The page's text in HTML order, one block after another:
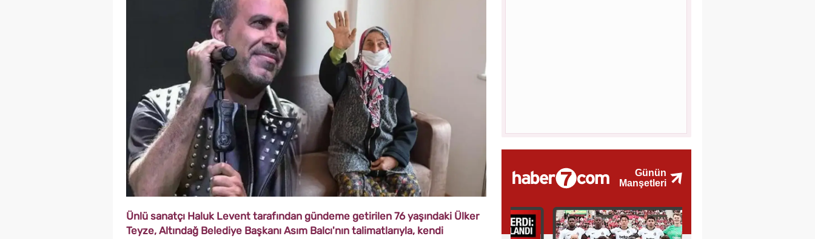
Ünlü sanatçı Haluk Levent tarafından gündeme getirilen 76 yaşındaki Ülker
Teyze, Altındağ Belediye Başkanı Asım Balcı'nın talimatlarıyla, kendi